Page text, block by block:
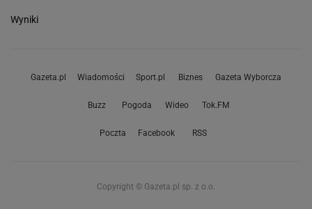
Wyniki
Gazeta.pl Wiadomości Sport.pl Biznes Gazeta Wyborcza
Buzz Pogoda Wideo Tok.FM
Poczta Facebook RSS
Copyright © Gazeta.pl sp. z o.o.